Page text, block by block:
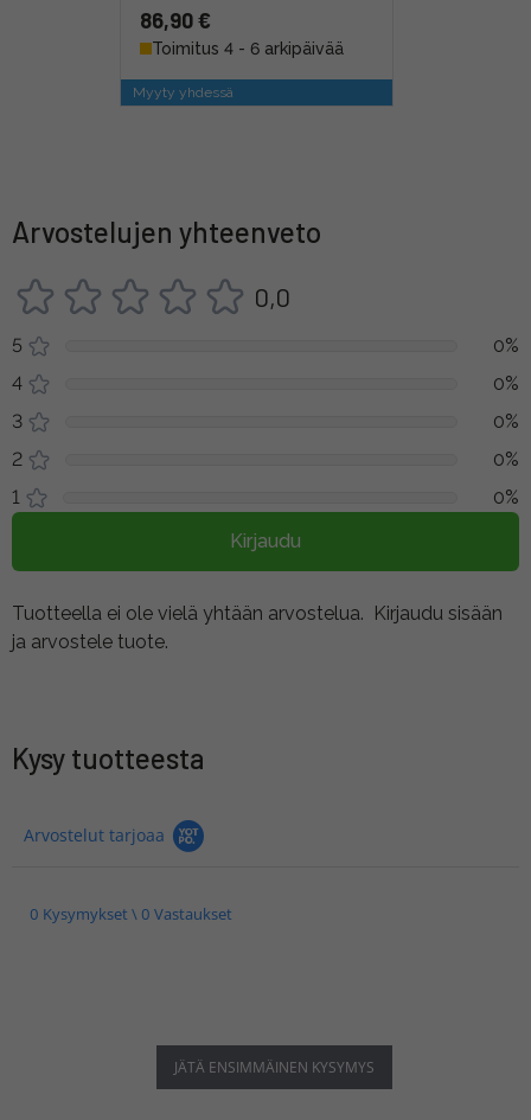
86,90 €
Toimitus 4 - 6 arkipäivää
Myyty yhdessä
Arvostelujen yhteenveto
0,0
5
0%
4
0%
3
0%
2
0%
1
0%
Kirjaudu
Tuotteella ei ole vielä yhtään arvostelua. Kirjaudu sisään
ja arvostele tuote.
Kysy tuotteesta
Arvostelut tarjoaa
0 Kysymykset \ 0 Vastaukset
JÄTÄ ENSIMMÄINEN KYSYMYS